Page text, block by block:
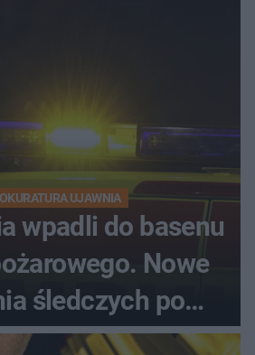
UJAWNIA
wpadli do basenu
Nowe
śledczych po
akcji